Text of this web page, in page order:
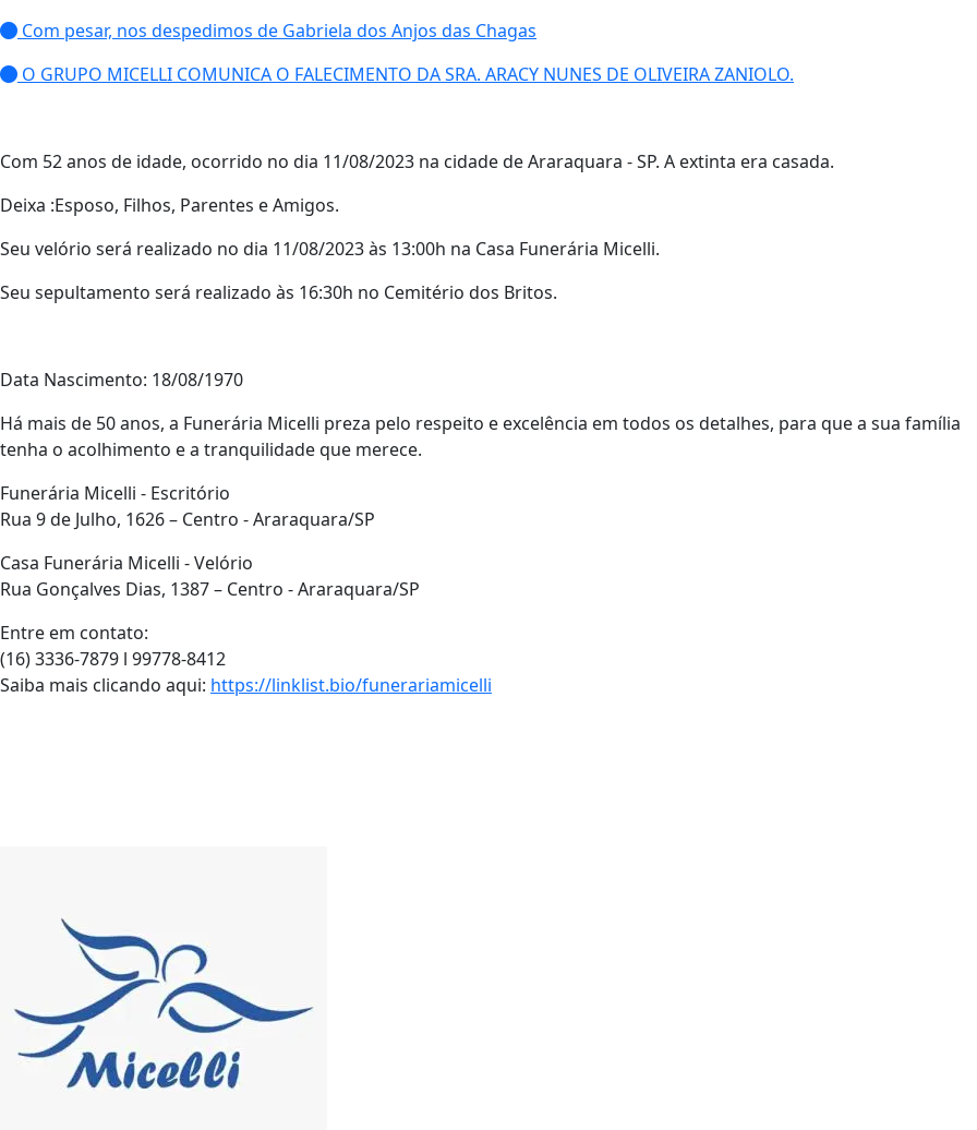
Com pesar, nos despedimos de Gabriela dos Anjos das Chagas
O GRUPO MICELLI COMUNICA O FALECIMENTO DA SRA. ARACY NUNES DE OLIVEIRA ZANIOLO.
Com 52 anos de idade, ocorrido no dia 11/08/2023 na cidade de Araraquara - SP. A extinta era casada.
Deixa :Esposo, Filhos, Parentes e Amigos.
Seu velório será realizado no dia 11/08/2023 às 13:00h na Casa Funerária Micelli.
Seu sepultamento será realizado às 16:30h no Cemitério dos Britos.
Data Nascimento: 18/08/1970
Há mais de 50 anos, a Funerária Micelli preza pelo respeito e excelência em todos os detalhes, para que a sua família
tenha o acolhimento e a tranquilidade que merece.
Funerária Micelli - Escritório
Rua 9 de Julho, 1626 – Centro - Araraquara/SP
Casa Funerária Micelli - Velório
Rua Gonçalves Dias, 1387 – Centro - Araraquara/SP
Entre em contato:
(16) 3336-7879 l 99778-8412
Saiba mais clicando aqui: https://linklist.bio/funerariamicelli